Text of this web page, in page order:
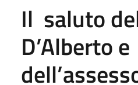
Il saluto
D’Alberto e